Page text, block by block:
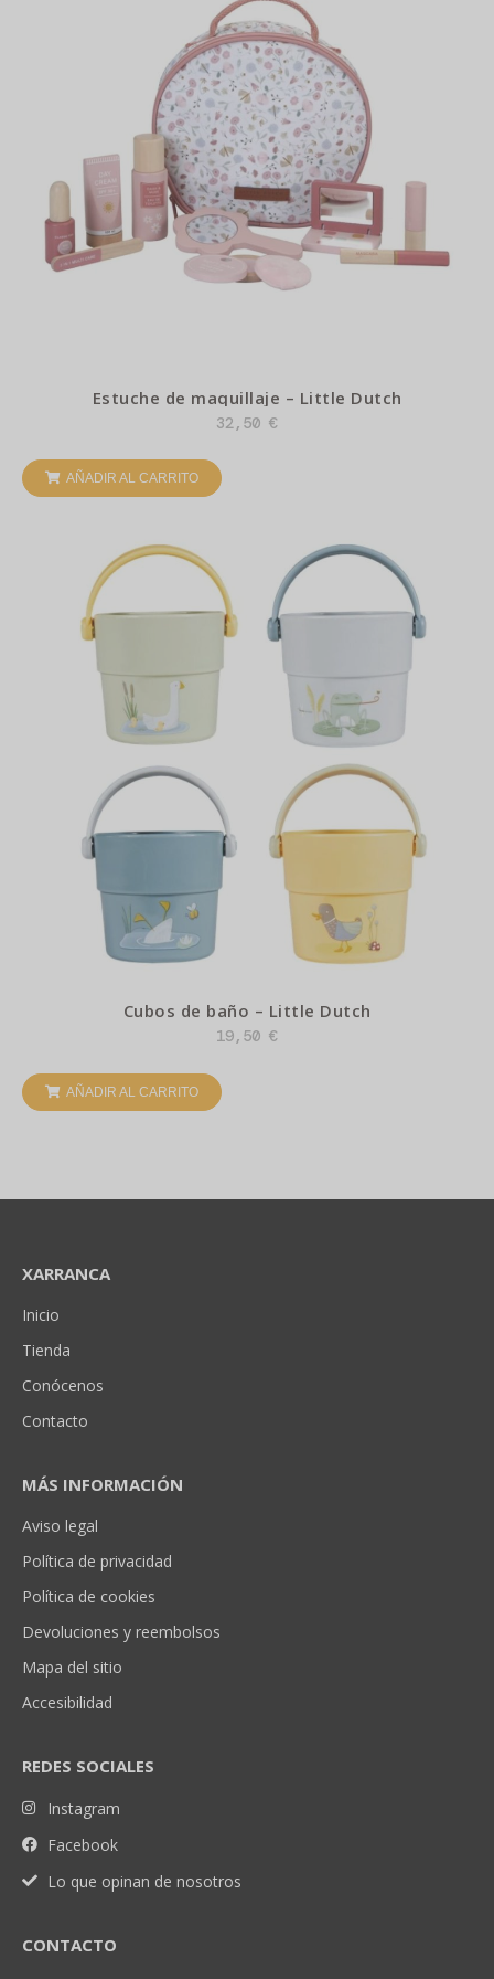
Estuche de maquillaje – Little Dutch
32,50 €
AÑADIR AL CARRITO
Cubos de baño – Little Dutch
19,50 €
AÑADIR AL CARRITO
XARRANCA
Inicio
Tienda
Conócenos
Contacto
MÁS INFORMACIÓN
Aviso legal
Política de privacidad
Política de cookies
Devoluciones y reembolsos
Mapa del sitio
Accesibilidad
REDES SOCIALES
Instagram
Facebook
Lo que opinan de nosotros
CONTACTO